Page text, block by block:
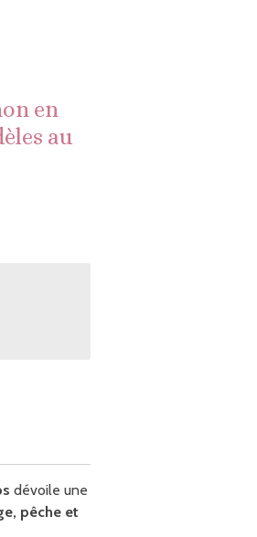
en
au
dévoile une
pêche et